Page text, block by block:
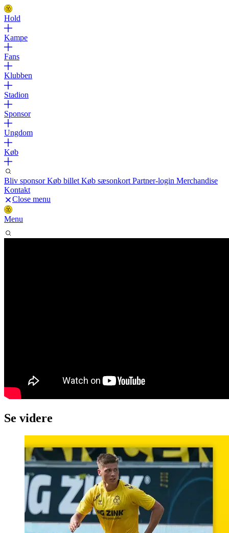
Hold
Kampe
Fans
Klubben
Stadion
Sponsor
Ungdom
Køb
Bliv sponsorKøb billet Køb sæsonkort Partner-login Merchandise
Kontakt
Close menu
Menu
Se videre